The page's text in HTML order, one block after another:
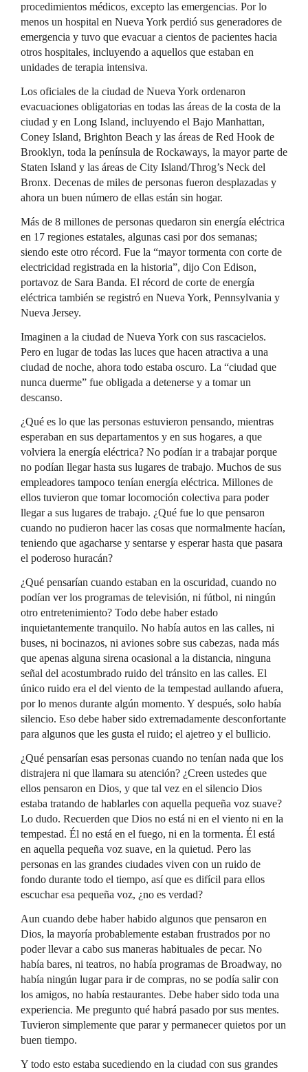
procedimientos médicos, excepto las emergencias. Por lo
menos un hospital en Nueva York perdió sus generadores de
emergencia y tuvo que evacuar a cientos de pacientes hacia
otros hospitales, incluyendo a aquellos que estaban en
unidades de terapia intensiva.
Los oficiales de la ciudad de Nueva York ordenaron
evacuaciones obligatorias en todas las áreas de la costa de la
ciudad y en Long Island, incluyendo el Bajo Manhattan,
Coney Island, Brighton Beach y las áreas de Red Hook de
Brooklyn, toda la península de Rockaways, la mayor parte de
Staten Island y las áreas de City Island/Throg’s Neck del
Bronx. Decenas de miles de personas fueron desplazadas y
ahora un buen número de ellas están sin hogar.
Más de 8 millones de personas quedaron sin energía eléctrica
en 17 regiones estatales, algunas casi por dos semanas;
siendo este otro récord. Fue la “mayor tormenta con corte de
electricidad registrada en la historia”, dijo Con Edison,
portavoz de Sara Banda. El récord de corte de energía
eléctrica también se registró en Nueva York, Pennsylvania y
Nueva Jersey.
Imaginen a la ciudad de Nueva York con sus rascacielos.
Pero en lugar de todas las luces que hacen atractiva a una
ciudad de noche, ahora todo estaba oscuro. La “ciudad que
nunca duerme” fue obligada a detenerse y a tomar un
descanso.
¿Qué es lo que las personas estuvieron pensando, mientras
esperaban en sus departamentos y en sus hogares, a que
volviera la energía eléctrica? No podían ir a trabajar porque
no podían llegar hasta sus lugares de trabajo. Muchos de sus
empleadores tampoco tenían energía eléctrica. Millones de
ellos tuvieron que tomar locomoción colectiva para poder
llegar a sus lugares de trabajo. ¿Qué fue lo que pensaron
cuando no pudieron hacer las cosas que normalmente hacían,
teniendo que agacharse y sentarse y esperar hasta que pasara
el poderoso huracán?
¿Qué pensarían cuando estaban en la oscuridad, cuando no
podían ver los programas de televisión, ni fútbol, ni ningún
otro entretenimiento? Todo debe haber estado
inquietantemente tranquilo. No había autos en las calles, ni
buses, ni bocinazos, ni aviones sobre sus cabezas, nada más
que apenas alguna sirena ocasional a la distancia, ninguna
señal del acostumbrado ruido del tránsito en las calles. El
único ruido era el del viento de la tempestad aullando afuera,
por lo menos durante algún momento. Y después, solo había
silencio. Eso debe haber sido extremadamente desconfortante
para algunos que les gusta el ruido; el ajetreo y el bullicio.
¿Qué pensarían esas personas cuando no tenían nada que los
distrajera ni que llamara su atención? ¿Creen ustedes que
ellos pensaron en Dios, y que tal vez en el silencio Dios
estaba tratando de hablarles con aquella pequeña voz suave?
Lo dudo. Recuerden que Dios no está ni en el viento ni en la
tempestad. Él no está en el fuego, ni en la tormenta. Él está
en aquella pequeña voz suave, en la quietud. Pero las
personas en las grandes ciudades viven con un ruido de
fondo durante todo el tiempo, así que es difícil para ellos
escuchar esa pequeña voz, ¿no es verdad?
Aun cuando debe haber habido algunos que pensaron en
Dios, la mayoría probablemente estaban frustrados por no
poder llevar a cabo sus maneras habituales de pecar. No
había bares, ni teatros, no había programas de Broadway, no
había ningún lugar para ir de compras, no se podía salir con
los amigos, no había restaurantes. Debe haber sido toda una
experiencia. Me pregunto qué habrá pasado por sus mentes.
Tuvieron simplemente que parar y permanecer quietos por un
buen tiempo.
Y todo esto estaba sucediendo en la ciudad con sus grandes